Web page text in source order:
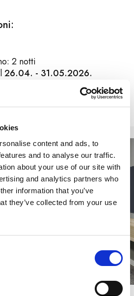
content and ads, to
and to analyse our traffic.
about your use of our site with
and analytics partners who
information that you’ve
they’ve collected from your use
2 notti
26.04. - 31.05.2026.